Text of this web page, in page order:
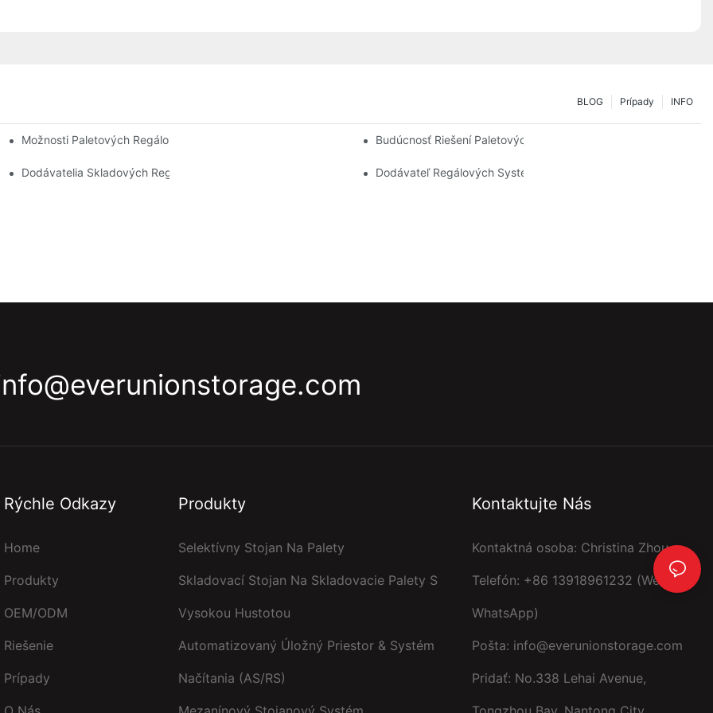
INFO
Prípady
BLOG
Skladu
Možnosti Paletových Regálov Na Mieru: Prispôsobenie Vašim Potrebám SkladovaniaBudúcnosť Riešení Paletových Regálov: Trendy A Inovácie
Dodávatelia Skladových Regálov: Na Čo Sa Zamerať Dodávateľ Regálových Systémov: Kľúčové Faktory Pre Výber
Rýchle Odkazy
Home
Produkty
OEM/ODM
Riešenie
Prípady
Produkty
Selektívny Stojan Na Palety
Skladovací Stojan Na Skladovacie Palety S
Vysokou Hustotou
Automatizovaný Úložný Priestor & Systém
Načítania (AS/RS)
Kontaktujte Nás
Kontaktná osoba: Christina Zhou
Telefón: +86 13918961232 (WeChat,
WhatsApp)
Pošta: info@everunionstorage.com
Pridať: No.338 Lehai Avenue,